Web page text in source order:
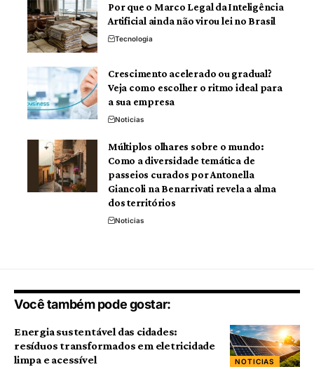
Por que o Marco Legal da Inteligência
Artificial ainda não virou lei no Brasil
Tecnologia
Crescimento acelerado ou gradual?
Veja como escolher o ritmo ideal para
a sua empresa
Noticias
Múltiplos olhares sobre o mundo:
Como a diversidade temática de
passeios curados por Antonella
Giancoli na Benarrivati revela a alma
dos territórios
Noticias
Você também pode gostar:
NOTICIAS
Energia sustentável das cidades:
resíduos transformados em eletricidade
limpa e acessível